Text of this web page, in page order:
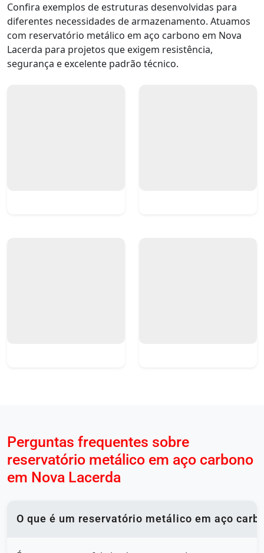
Confira exemplos de estruturas desenvolvidas para
diferentes necessidades de armazenamento. Atuamos
com reservatório metálico em aço carbono em Nova
Lacerda para projetos que exigem resistência,
segurança e excelente padrão técnico.
Perguntas frequentes sobre
reservatório metálico em aço carbono
em Nova Lacerda
O que é um reservatório metálico em aço